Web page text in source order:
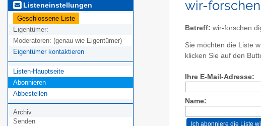
Listeneinstellungen
Geschlossene Liste
Eigentümer:
Moderatoren: (genau wie Eigentümer)
Eigentümer kontaktieren
Listen-Hauptseite
Abonnieren
Abbestellen
Archiv
Senden
wir-
Betreff: wir-
Sie möchten die Liste
klicken Sie auf den
Ihre E-Mail-Adresse:
Name: